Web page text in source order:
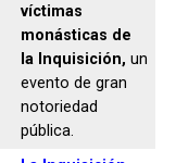
víctimas
monásticas de
la Inquisición, un
evento de gran
notoriedad
pública.